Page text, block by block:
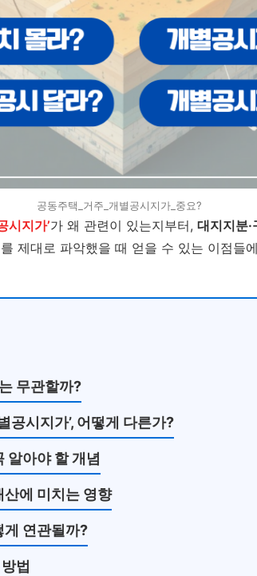
공동주택_거주_개별공시지가_중요?
시지가’가 왜 관련이 있는지부터, 대지지분
제대로 파악했을 때 얻을 수 있는 이점들
무관할까?
공시지가’, 어떻게 다른가?
알아야 할 개념
에 미치는 영향
게 연관될까?
법